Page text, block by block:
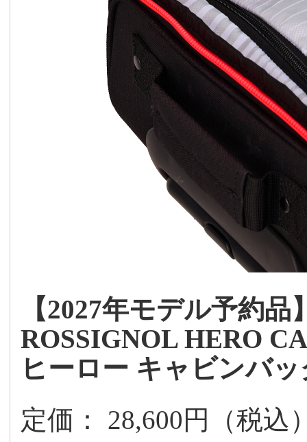
【2027年モデル予約品
ROSSIGNOL HERO
ヒーロー キャビンバッ
定価： 28,600円（税込